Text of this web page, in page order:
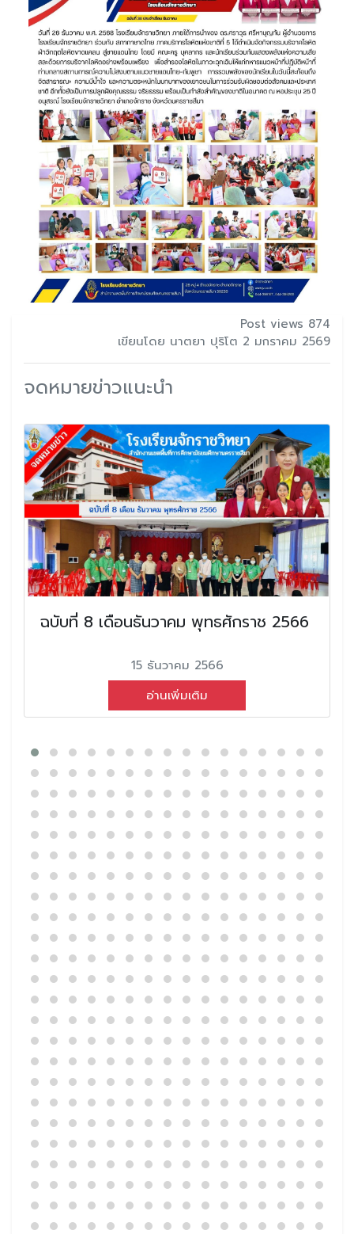
Post views 874
เขียนโดย นาตยา ปุริโต 2 มกราคม 2569
จดหมายข่าวแนะนำ
ฉบับที่ 8 เดือนธันวาคม พุทธศักราช 2566
15 ธันวาคม 2566
อ่านเพิ่มเติม